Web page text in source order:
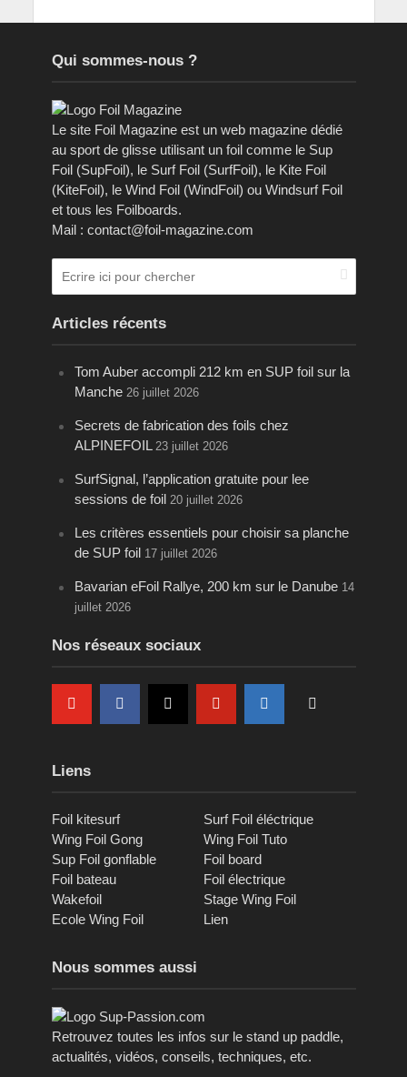
Qui sommes-nous ?
Le site Foil Magazine est un web magazine dédié
au sport de glisse utilisant un foil comme le Sup
Foil (SupFoil), le Surf Foil (SurfFoil), le Kite Foil
(KiteFoil), le Wind Foil (WindFoil) ou Windsurf Foil
et tous les Foilboards.
Mail : contact@foil-magazine.com
Articles récents
Tom Auber accompli 212 km en SUP foil sur la
Manche 26 juillet 2026
Secrets de fabrication des foils chez
ALPINEFOIL 23 juillet 2026
SurfSignal, l’application gratuite pour lee
sessions de foil 20 juillet 2026
Les critères essentiels pour choisir sa planche
de SUP foil 17 juillet 2026
Bavarian eFoil Rallye, 200 km sur le Danube 14
juillet 2026
Nos réseaux sociaux
Liens
Foil kitesurf
Surf Foil éléctrique
Wing Foil Gong
Wing Foil Tuto
Sup Foil gonflable
Foil board
Foil bateau
Foil électrique
Wakefoil
Stage Wing Foil
Ecole Wing Foil
Lien
Nous sommes aussi
Retrouvez toutes les infos sur le stand up paddle,
actualités, vidéos, conseils, techniques, etc.